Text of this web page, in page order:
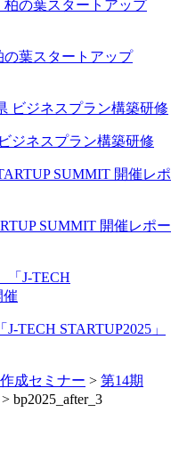
の葉スタートアップ
ジネスプラン構築研修
SUMMIT 開催レポー
TECH STARTUP2025」
成セミナー > 第14期
> bp2025_after_3